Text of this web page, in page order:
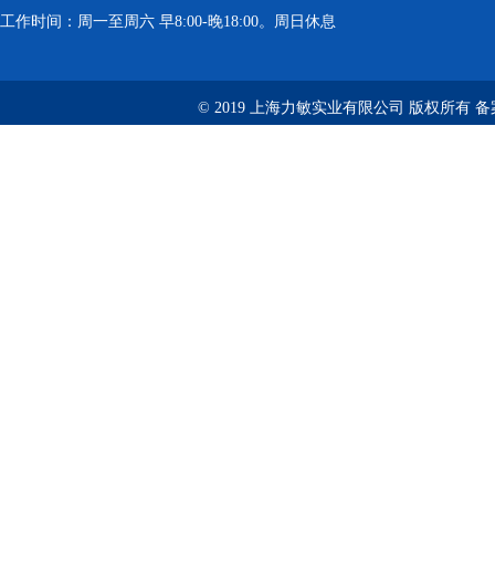
工作时间：周一至周六 早8:00-晚18:00。周日休息
© 2019 上海力敏实业有限公司 版权所有 备